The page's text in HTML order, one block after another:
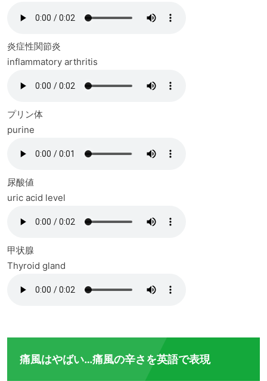
炎症性関節炎
inflammatory arthritis
プリン体
purine
尿酸値
uric acid level
甲状腺
Thyroid gland
痛風はやばい…痛風の辛さを英語で表現